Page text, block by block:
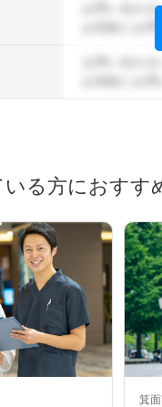
お問い合わ
お気軽にお
る方におすす
箕